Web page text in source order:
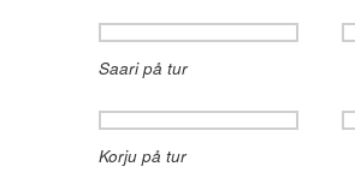
Saari på tur
Korju på tur